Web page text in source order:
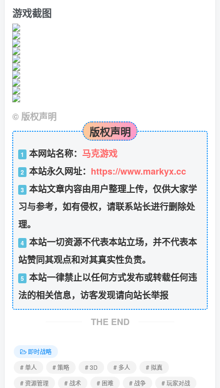
游戏截图
© 版权声明
版权声明
1 本网站名称： 马克游戏
2 本站永久网址： https://www.markyx.cc
3 本站文章内容由用户整理上传，仅供大家学
习与参考，如有侵权，请联系站长进行删除处
理。
4 本站一切资源不代表本站立场，并不代表本
站赞同其观点和对其真实性负责。
5 本站一律禁止以任何方式发布或转载任何违
法的相关信息，访客发现请向站长举报
THE END
即时战略
# 单人
# 策略 # 3D # 多人
# 拟真
# 资源管理
# 战术 # 困难 # 战争
# 玩家对战